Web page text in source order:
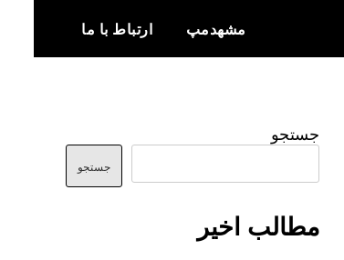
مشهدمپ ارتباط با ما
جستجو
جستجو
مطالب اخیر